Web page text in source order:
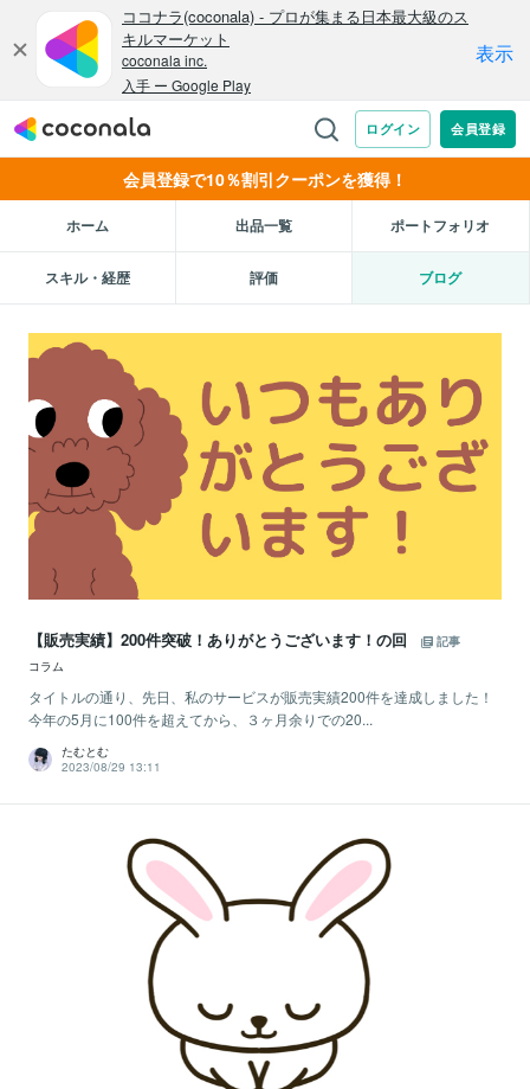
会員登録で10％割引クーポンを獲得！
ホーム 出品一覧 ポートフォリオ
スキル・経歴 評価 ブログ
【販売実績】200件突破！ありがとうございます！の回
記事
コラム
タイトルの通り、先日、私のサービスが販売実績200件を達成しました！
今年の5月に100件を超えてから、３ヶ月余りでの20...
たむとむ
2023/08/29 13:11